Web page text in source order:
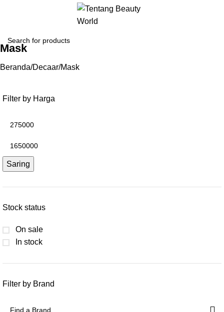
Mask
Beranda Decaar Mask
Filter by Harga
Saring
Stock status
On sale
In stock
Filter by Brand